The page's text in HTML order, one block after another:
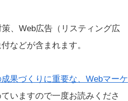
、Web広告（リスティング広
などが含まれます。
果づくりに重要な、Webマーケ
いますので一度お読みくださ